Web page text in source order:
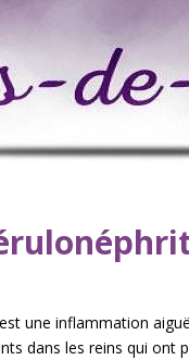
une inflammation
dans les reins qui ont